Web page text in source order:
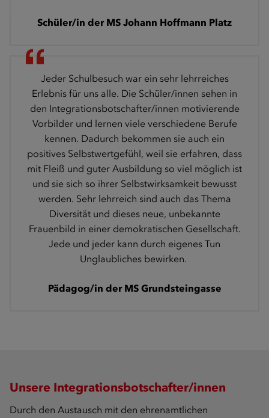
Schüler/in der MS Johann Hoffmann Platz
Jeder Schulbesuch war ein sehr lehrreiches
Erlebnis für uns alle. Die Schüler/innen sehen in
den Integrationsbotschafter/innen motivierende
Vorbilder und lernen viele verschiedene Berufe
kennen. Dadurch bekommen sie auch ein
positives Selbstwertgefühl, weil sie erfahren, dass
mit Fleiß und guter Ausbildung so viel möglich ist
und sie sich so ihrer Selbstwirksamkeit bewusst
werden. Sehr lehrreich sind auch das Thema
Diversität und dieses neue, unbekannte
Frauenbild in einer demokratischen Gesellschaft.
Jede und jeder kann durch eigenes Tun
Unglaubliches bewirken.
Pädagog/in der MS Grundsteingasse
Unsere Integrationsbotschafter/innen
Durch den Austausch mit den ehrenamtlichen